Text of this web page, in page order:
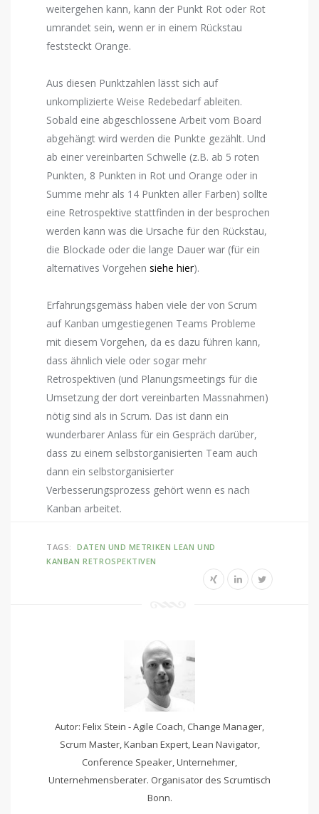
weitergehen kann, kann der Punkt Rot oder Rot
umrandet sein, wenn er in einem Rückstau
feststeckt Orange.
Aus diesen Punktzahlen lässt sich auf
unkomplizierte Weise Redebedarf ableiten.
Sobald eine abgeschlossene Arbeit vom Board
abgehängt wird werden die Punkte gezählt. Und
ab einer vereinbarten Schwelle (z.B. ab 5 roten
Punkten, 8 Punkten in Rot und Orange oder in
Summe mehr als 14 Punkten aller Farben) sollte
eine Retrospektive stattfinden in der besprochen
werden kann was die Ursache für den Rückstau,
die Blockade oder die lange Dauer war (für ein
alternatives Vorgehen siehe hier).
Erfahrungsgemäss haben viele der von Scrum
auf Kanban umgestiegenen Teams Probleme
mit diesem Vorgehen, da es dazu führen kann,
dass ähnlich viele oder sogar mehr
Retrospektiven (und Planungsmeetings für die
Umsetzung der dort vereinbarten Massnahmen)
nötig sind als in Scrum. Das ist dann ein
wunderbarer Anlass für ein Gespräch darüber,
dass zu einem selbstorganisierten Team auch
dann ein selbstorganisierter
Verbesserungsprozess gehört wenn es nach
Kanban arbeitet.
TAGS: DATEN UND METRIKEN LEAN UND
KANBAN RETROSPEKTIVEN
Autor: Felix Stein - Agile Coach, Change Manager,
Scrum Master, Kanban Expert, Lean Navigator,
Conference Speaker, Unternehmer,
Unternehmensberater. Organisator des Scrumtisch
Bonn.